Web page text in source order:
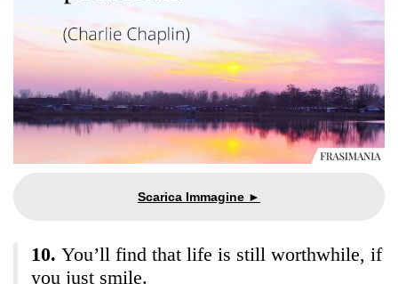
You’ll find that life is still worthwhile, if
you just smile.